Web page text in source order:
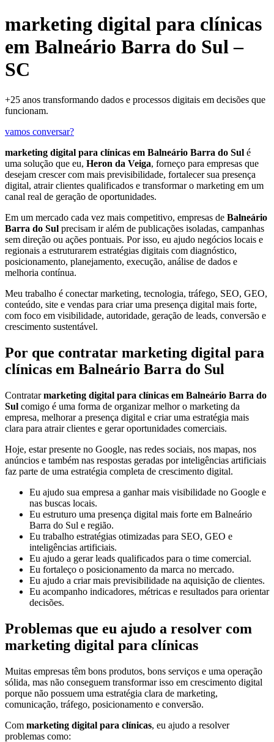
marketing digital para clínicas
em Balneário Barra do Sul –
SC
+25 anos transformando dados e processos digitais em decisões que
funcionam.
vamos conversar?
marketing digital para clínicas em Balneário Barra do Sul é
uma solução que eu, Heron da Veiga, forneço para empresas que
desejam crescer com mais previsibilidade, fortalecer sua presença
digital, atrair clientes qualificados e transformar o marketing em um
canal real de geração de oportunidades.
Em um mercado cada vez mais competitivo, empresas de Balneário
Barra do Sul precisam ir além de publicações isoladas, campanhas
sem direção ou ações pontuais. Por isso, eu ajudo negócios locais e
regionais a estruturarem estratégias digitais com diagnóstico,
posicionamento, planejamento, execução, análise de dados e
melhoria contínua.
Meu trabalho é conectar marketing, tecnologia, tráfego, SEO, GEO,
conteúdo, site e vendas para criar uma presença digital mais forte,
com foco em visibilidade, autoridade, geração de leads, conversão e
crescimento sustentável.
Por que contratar marketing digital para
clínicas em Balneário Barra do Sul
Contratarmarketing digital para clínicas em Balneário Barra do
Sul comigo é uma forma de organizar melhor o marketing da
empresa, melhorar a presença digital e criar uma estratégia mais
clara para atrair clientes e gerar oportunidades comerciais.
Hoje, estar presente no Google, nas redes sociais, nos mapas, nos
anúncios e também nas respostas geradas por inteligências artificiais
faz parte de uma estratégia completa de crescimento digital.
Eu ajudo sua empresa a ganhar mais visibilidade no Google e
nas buscas locais.
Eu estruturo uma presença digital mais forte em Balneário
Barra do Sul e região.
Eu trabalho estratégias otimizadas para SEO, GEO e
inteligências artificiais.
Eu ajudo a gerar leads qualificados para o time comercial.
Eu fortaleço o posicionamento da marca no mercado.
Eu ajudo a criar mais previsibilidade na aquisição de clientes.
Eu acompanho indicadores, métricas e resultados para orientar
decisões.
Problemas que eu ajudo a resolver com
marketing digital para clínicas
Muitas empresas têm bons produtos, bons serviços e uma operação
sólida, mas não conseguem transformar isso em crescimento digital
porque não possuem uma estratégia clara de marketing,
comunicação, tráfego, posicionamento e conversão.
Com marketing digital para clínicas, eu ajudo a resolver
problemas como: